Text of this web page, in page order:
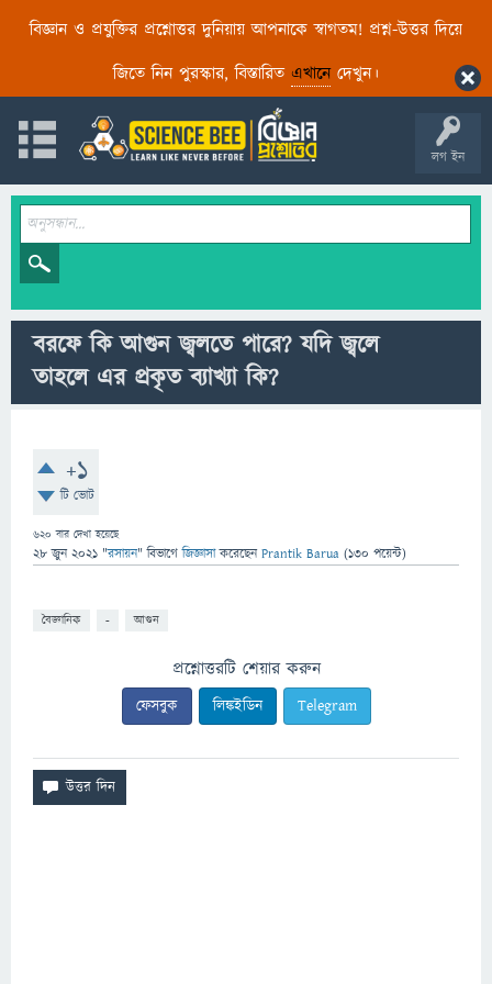
বিজ্ঞান ও প্রযুক্তির প্রশ্নোত্তর দুনিয়ায় আপনাকে স্বাগতম! প্রশ্ন-উত্তর দিয়ে
জিতে নিন পুরস্কার, বিস্তারিত এখানেদেখুন।
লগ ইন
বরফে কি আগুন জ্বলতে পারে? যদি জ্বলে
তাহলে এর প্রকৃত ব্যাখ্যা কি?
+1
টি ভোট
620 বার দেখা হয়েছে
28 জুন 2021 "রসায়ন" বিভাগে জিজ্ঞাসাকরেছেনPrantik Barua (130 পয়েন্ট)
বৈজ্ঞানিক - আগুন
প্রশ্নোত্তরটি শেয়ার করুন
ফেসবুক লিঙ্কইডিন Telegram